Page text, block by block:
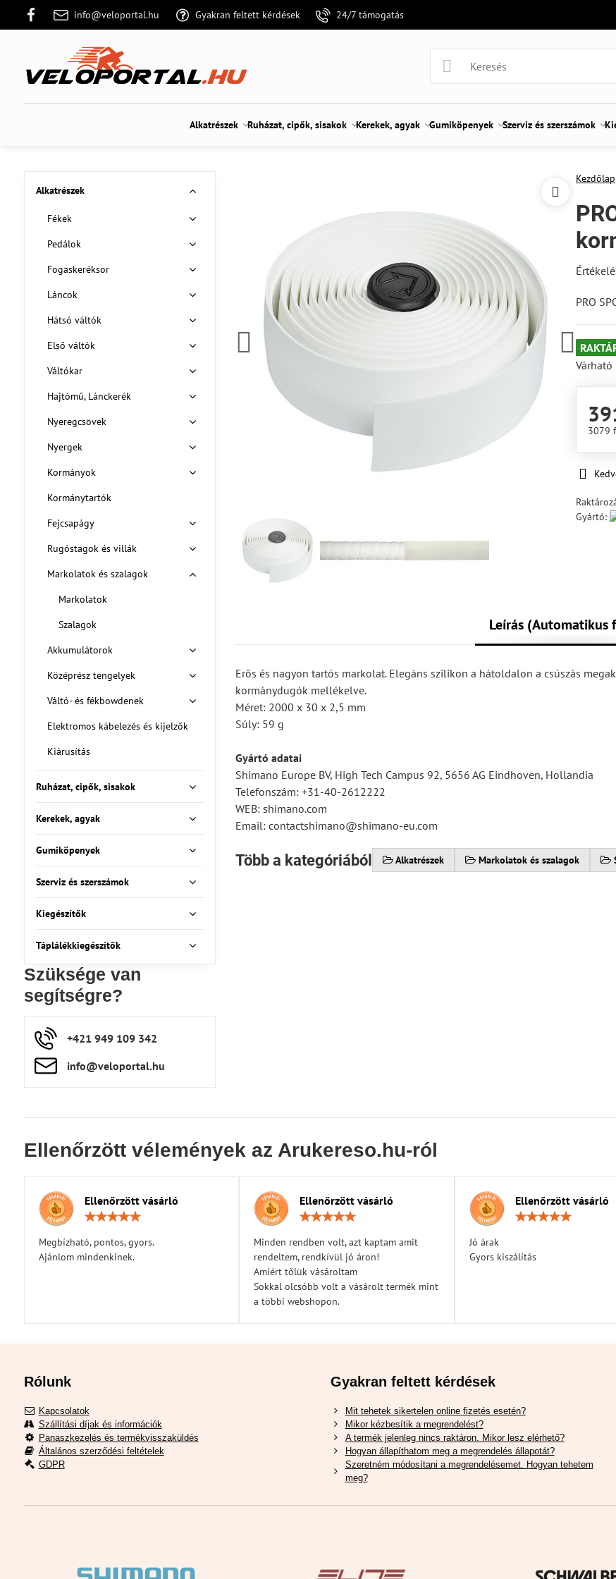
info@veloportal.hu Gyakran feltett kérdések 24/7 támogatás
Alkatrészek Ruházat, cipők, sisakok Kerekek, agyak Gumiköpenyek Szerviz és szerszámok
Kezdőlap
PRO
Várható
3079
Gyártó:
Leírás (Automatikus
Erős és nagyon tartós markolat. Elegáns szilikon a hátoldalon a csúszás
kormánydugók mellékelve.
Méret: 2000 x 30 x 2,5 mm
Súly: 59 g
Gyártó adatai
Shimano Europe BV, High Tech Campus 92, 5656 AG Eindhoven, Hollandia
Telefonszám: +31-40-2612222
WEB: shimano.com
Email: contactshimano@shimano-eu.com
Több a kategóriából Alkatrészek Markolatok és szalagok
Alkatrészek
Fékek
Pedálok
Fogaskeréksor
Láncok
Hátsó váltók
Első váltók
Váltókar
Hajtómű, Lánckerék
Nyeregcsövek
Nyergek
Kormányok
Kormánytartók
Fejcsapágy
Rugóstagok és villák
Markolatok és szalagok
Markolatok
Szalagok
Akkumulátorok
Középrész tengelyek
Váltó- és fékbowdenek
Elektromos kábelezés és kijelzők
Kiárusítás
Ruházat, cipők, sisakok
Kerekek, agyak
Gumiköpenyek
Szerviz és szerszámok
Kiegészítők
Táplálékkiegészítők
Szüksége van
segítségre?
+421 949 109 342
info​​@veloportal​.hu
Ellenőrzött vélemények az Arukereso.hu-ról
Ellenőrzött vásárló
Megbízható, pontos, gyors.
Ajánlom mindenkinek.
Ellenőrzött vásárló
/
5
Minden rendben volt, azt kaptam amit
rendeltem, rendkívül jó áron!
Amiért tőlük vásároltam
Sokkal olcsóbb volt a vásárolt termék mint
a többi webshopon.
Ellenőrzött vásárló
Jó árak
Gyors kiszálítás
Rólunk
Kapcsolatok
Szállítási díjak és információk
Panaszkezelés és termékvisszaküldés
Általános szerződési feltételek
GDPR
Gyakran feltett kérdések
Mit tehetek sikertelen online fizetés esetén?
Mikor kézbesítik a megrendelést?
A termék jelenleg nincs raktáron. Mikor lesz elérhető?
Hogyan állapíthatom meg a megrendelés állapotát?
Szeretném módosítani a megrendelésemet. Hogyan tehetem
meg?